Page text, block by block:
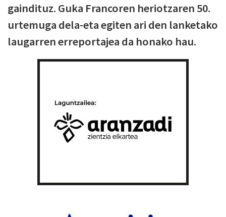
gaindituz. Guka Francoren heriotzaren 50.
urtemuga dela-eta egiten ari den lanketako
laugarren erreportajea da honako hau.